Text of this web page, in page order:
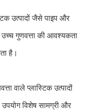
उत्पादों जैसे पाइप और
गुणवत्ता की आवश्यकता
है।
वाले प्लास्टिक उत्पादों
विशेष सामग्री और